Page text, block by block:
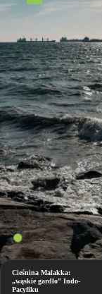
Cieśnina Malakka:
„wąskie gardło” Indo-
Pacyfiku